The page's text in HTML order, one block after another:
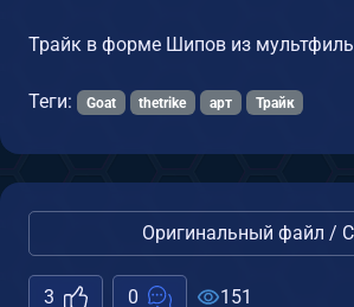
Трайк в форме Шипов из
Теги: Goat thetrike арт Трайк
Оригинальный файл /
3 0 151